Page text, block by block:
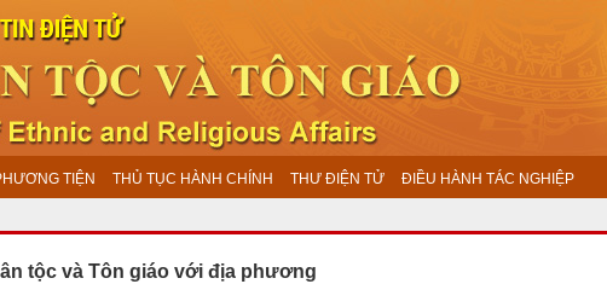
TIỆN THỦ TỤC HÀNH CHÍNH THƯ ĐIỆN TỬ ĐIỀU HÀNH TÁC NGHIỆP
tộc và Tôn giáo với địa phương